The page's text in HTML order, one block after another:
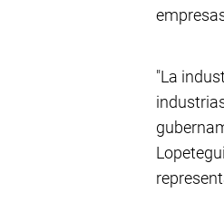
"La